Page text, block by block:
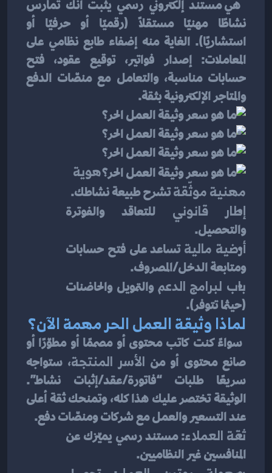
والمتاجر الإلكترونية بثقة.
مهنية موثّقة تشرح طبيعة نشاطك.
إطار قانوني
والتحصيل.
أرضية مالية
ومتابعة الدخل/المصروف.
باب لبرامج الدعم
(حيثما تتوفر).
لماذا وثيقة العمل الحر مهمة الآن؟
صانع محتوى أو من الأسر المنتجة
عند التسعير والعمل مع شركات ومنصّات دفع.
ثقة العملاء
المنافسين غير النظاميين.